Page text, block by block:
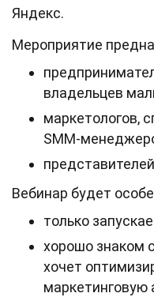
Яндекс.
Мероприятие
владельцев
маркетологов,
SMM-
Вебинар будет
только
хорошо знаком
хочет
маркетинговую